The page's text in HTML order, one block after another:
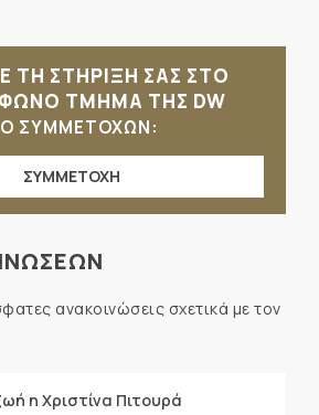
ΤΗ ΣΤΗΡΙΞΗ ΣΑΣ ΣΤΟ
ΤΜΗΜΑ ΤΗΣ DW
ΣΥΜΜΕΤΟΧΩΝ:
ΣΥΜΜΕΤΟΧΗ
ανακοινώσεις σχετικά με τον
η Χριστίνα Πιτουρά